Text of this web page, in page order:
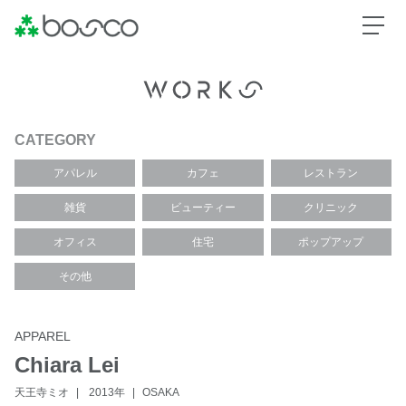
CATEGORY
アパレル カフェ レストラン
雑貨 ビューティー クリニック
オフィス 住宅 ポップアップ
その他
APPAREL
Chiara Lei
天王寺ミオ 2013年 OSAKA